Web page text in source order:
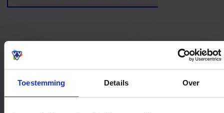
Toestemming Details Over
Bestedingslocaties